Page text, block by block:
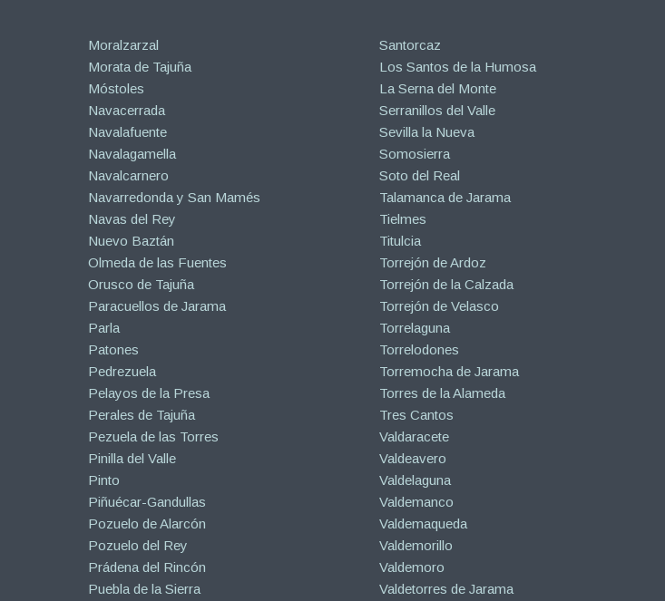
Moralzarzal
Morata de Tajuña
Móstoles
Navacerrada
Navalafuente
Navalagamella
Navalcarnero
Navarredonda y San Mamés
Navas del Rey
Nuevo Baztán
Olmeda de las Fuentes
Orusco de Tajuña
Paracuellos de Jarama
Parla
Patones
Pedrezuela
Pelayos de la Presa
Perales de Tajuña
Pezuela de las Torres
Pinilla del Valle
Pinto
Piñuécar-Gandullas
Pozuelo de Alarcón
Pozuelo del Rey
Prádena del Rincón
Puebla de la Sierra
Santorcaz
Los Santos de la Humosa
La Serna del Monte
Serranillos del Valle
Sevilla la Nueva
Somosierra
Soto del Real
Talamanca de Jarama
Tielmes
Titulcia
Torrejón de Ardoz
Torrejón de la Calzada
Torrejón de Velasco
Torrelaguna
Torrelodones
Torremocha de Jarama
Torres de la Alameda
Tres Cantos
Valdaracete
Valdeavero
Valdelaguna
Valdemanco
Valdemaqueda
Valdemorillo
Valdemoro
Valdetorres de Jarama